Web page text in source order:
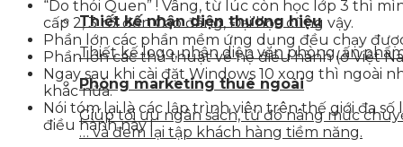
Thiết kế nhận diện thương hiệu
Thiết kế logo, nhận diện văn phòng, ấn
Phòng marketing thuê ngoài
Giúp tối ưu ngân sách, từ đó nâng mức
… và đem lại tập khách hàng tiềm năng.
“Do thói Quen” ! Vâng, từ lúc còn học lớp 3 thì
cấp 2, 3 rối đến Cao đẳng, Đại học cũng vậy.
Phần lớn các phần mềm ứng dụng đều chạy
Phần lớn các thủ thuật về hệ điều hành (ở Việt
Ngay sau khi cài đặt Windows 10 xong thì ngoài
khác nữa.
Nói tóm lại là các lập trình viên trên thế giới đa
điều hành này !